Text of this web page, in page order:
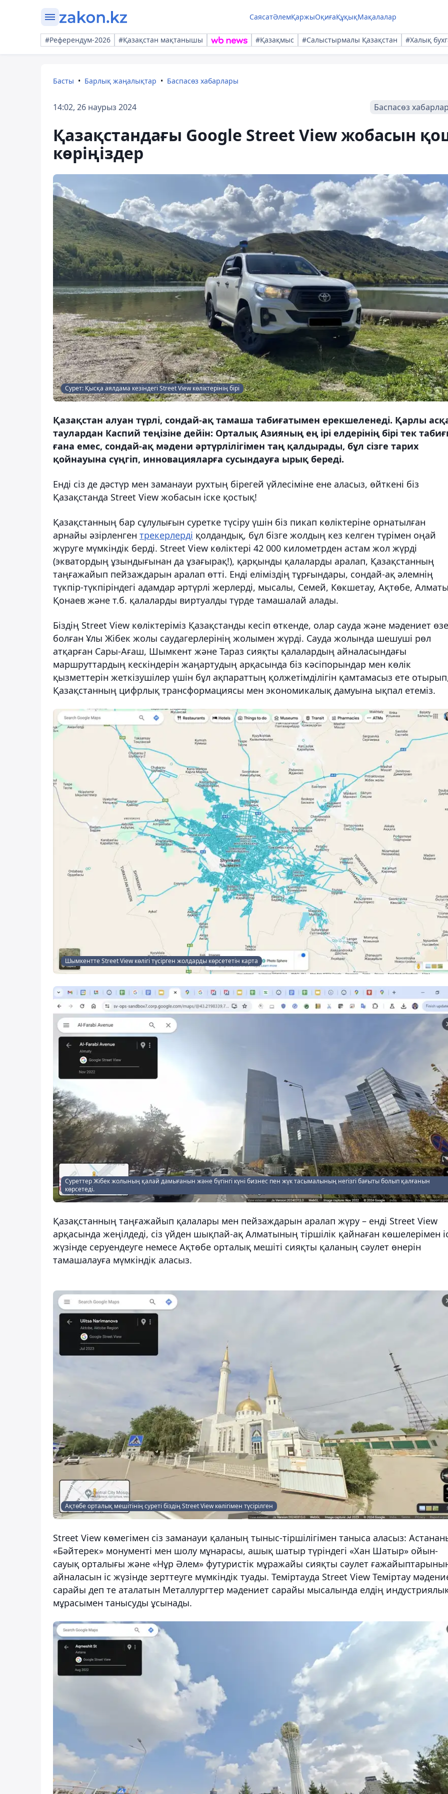
СаясатӘлемҚаржыОқиғаҚұқықМақалалар
#Референдум-2026 #Қазақстан мақтанышы #Қазақмыс #Салыстырмалы Қазақстан #Халық
Басты Барлық жаңалықтар Баспасөз хабарлары
14:02, 26 наурыз 2024 Баспасөз
Қазақстандағы Google Street View жобасын
көріңіздер
Сурет: Қысқа аялдама кезіндегі Street View көліктерінің бірі
Қазақстан алуан түрлі, сондай-ақ тамаша табиғатымен ерекшеленеді. Қарлы
таулардан Каспий теңізіне дейін: Орталық Азияның ең ірі елдерінің бірі тек
ғана емес, сондай-ақ мәдени әртүрлілігімен таң қалдырады, бұл сізге тарих
қойнауына сүңгіп, инновацияларға сусындауға ырық береді.
Енді сіз де дәстүр мен заманауи рухтың бірегей үйлесіміне ене аласыз, өйткені біз
Қазақстанда Street View жобасын іске қостық!
Қазақстанның бар сұлулығын суретке түсіру үшін біз пикап көліктеріне орнатылған
арнайы әзірленген трекерлерді қолдандық, бұл бізге жолдың кез келген түрімен оңай
жүруге мүмкіндік берді. Street View көліктері 42 000 километрден астам жол жүрді
(экватордың ұзындығынан да ұзағырақ!), қарқынды қалаларды аралап, Қазақстанның
таңғажайып пейзаждарын аралап өтті. Енді еліміздің тұрғындары, сондай-ақ әлемнің
түкпір-түкпіріндегі адамдар әртүрлі жерлерді, мысалы, Семей, Көкшетау, Ақтөбе,
Қонаев және т.б. қалаларды виртуалды түрде тамашалай алады.
Біздің Street View көліктеріміз Қазақстанды кесіп өткенде, олар сауда және мәдениет
болған Ұлы Жібек жолы саудагерлерінің жолымен жүрді. Сауда жолында шешуші рөл
атқарған Сары-Ағаш, Шымкент және Тараз сияқты қалалардың айналасындағы
маршруттардың кескіндерін жаңартудың арқасында біз кәсіпорындар мен көлік
қызметтерін жеткізушілер үшін бұл ақпараттың қолжетімділігін қамтамасыз ете
Қазақстанның цифрлық трансформациясы мен экономикалық дамуына ықпал етеміз.
Шымкентте Street View көлігі түсірген жолдарды көрсететін карта
Суреттер Жібек жолының қалай дамығанын және бүгінгі күні бизнес пен жүк тасымалының негізгі бағыты болып қалғанын
көрсетеді.
Қазақстанның таңғажайып қалалары мен пейзаждарын аралап жүру – енді Street View
арқасында жеңілдеді, сіз үйден шықпай-ақ Алматының тіршілік қайнаған көшелерімен
жүзінде серуендеуге немесе Ақтөбе орталық мешіті сияқты қаланың сәулет өнерін
тамашалауға мүмкіндік аласыз.
Ақтөбе орталық мешітінің суреті біздің Street View көлігімен түсірілген
Street View көмегімен сіз заманауи қаланың тыныс-тіршілігімен таныса аласыз:
«Бәйтерек» монументі мен шолу мұнарасы, ашық шатыр түріндегі «Хан Шатыр» ойын-
сауық орталығы және «Нұр Әлем» футуристік мұражайы сияқты сәулет
айналасын іс жүзінде зерттеуге мүмкіндік туады. Теміртауда Street View Теміртау
сарайы деп те аталатын Металлургтер мәдениет сарайы мысалында елдің
мұрасымен танысуды ұсынады.